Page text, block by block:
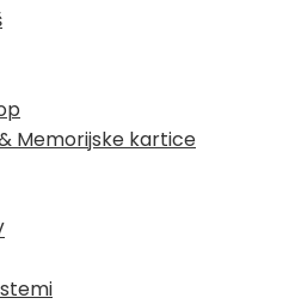
Memorijske kartice